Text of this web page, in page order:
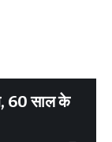
60 साल के